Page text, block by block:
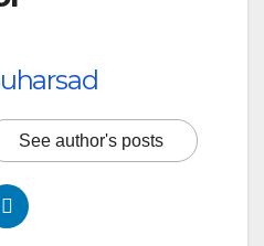
See author's posts